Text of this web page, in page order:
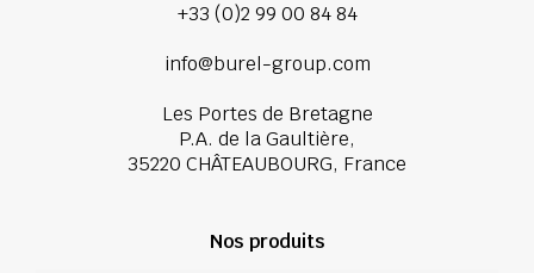
+33 (0)2 99 00 84 84
info@burel-group.com
Les Portes de Bretagne
P.A. de la Gaultière,
35220 CHÂTEAUBOURG, France
Nos produits